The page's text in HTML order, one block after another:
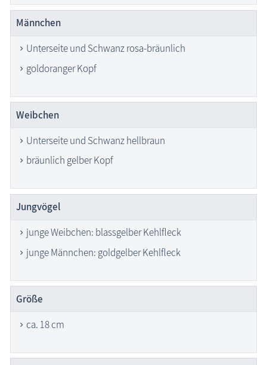
Männchen
Unterseite und Schwanz rosa-bräunlich
goldoranger Kopf
Weibchen
Unterseite und Schwanz hellbraun
bräunlich gelber Kopf
Jungvögel
junge Weibchen: blassgelber Kehlfleck
junge Männchen: goldgelber Kehlfleck
Größe
ca. 18 cm